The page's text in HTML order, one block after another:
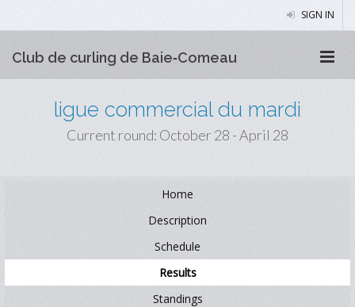
SIGN IN
Club de curling de Baie‑Comeau
ligue commercial du mardi
Current round: October 28 - April 28
Home
Description
Schedule
Results
Standings